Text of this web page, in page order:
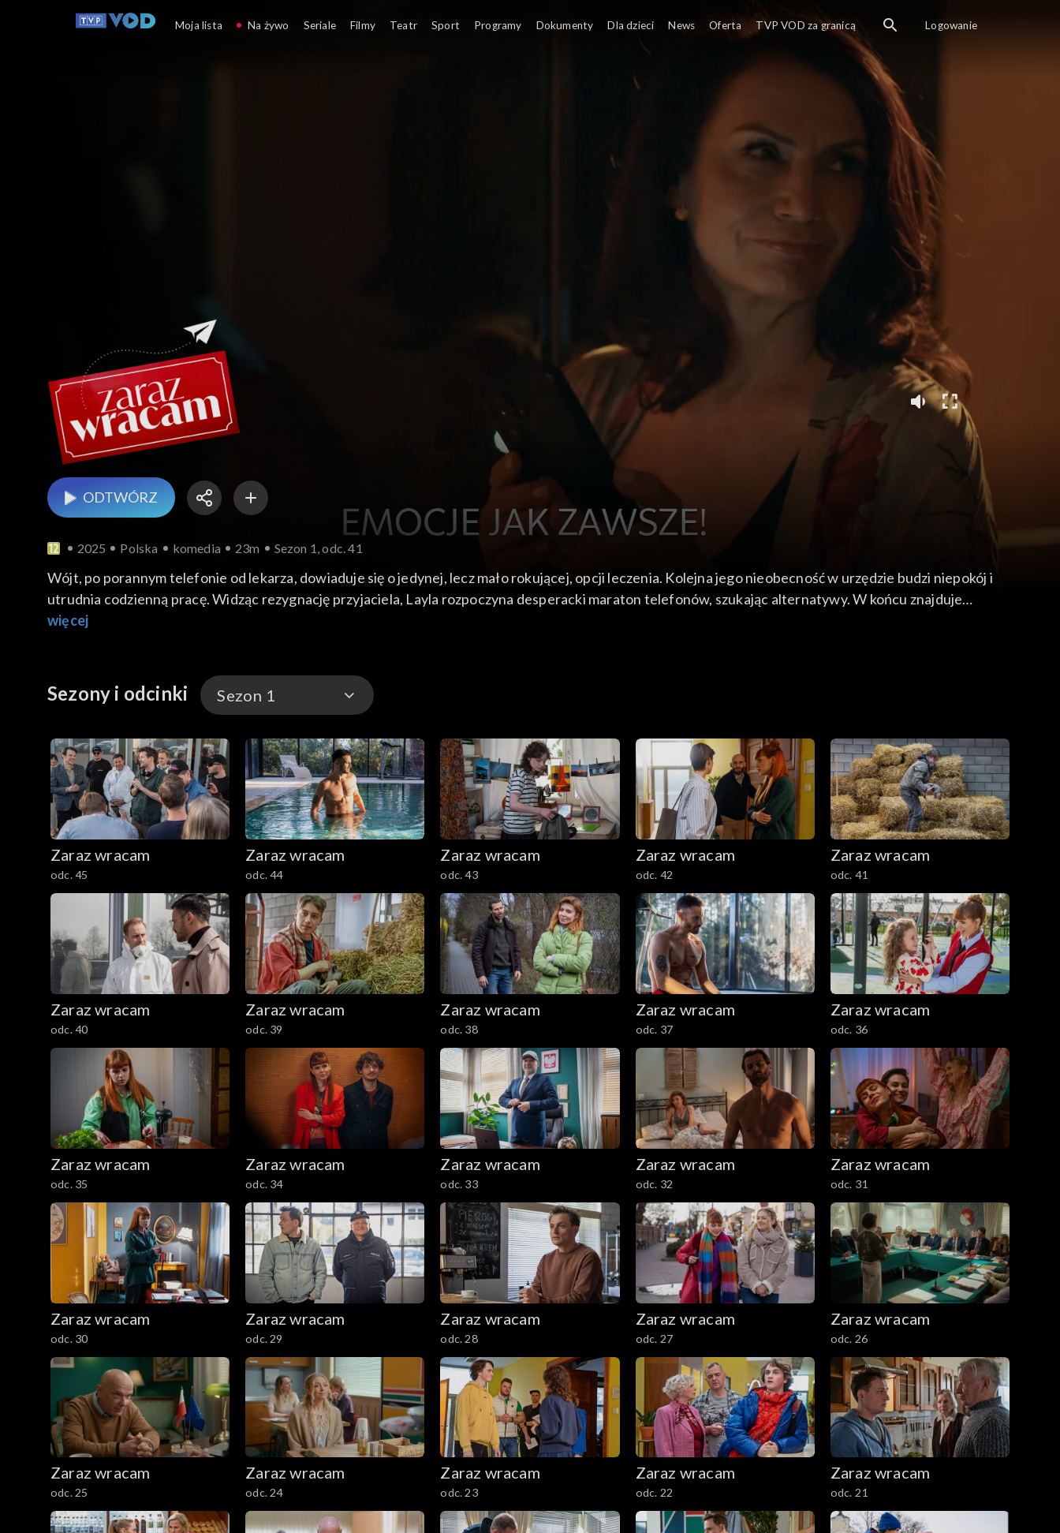
ODTWÓRZ
2025 Polska komedia 23m Sezon 1, odc. 41
Wójt, po porannym telefonie od lekarza, dowiaduje się o jedynej, lecz mało rokującej, opcji leczenia. Kolejna jego nieobecność w urzędzie budzi niepokój i
utrudnia codzienną pracę. Widząc rezygnację przyjaciela, Layla rozpoczyna desperacki maraton telefonów, szukając alternatywy. W końcu znajduje
rozwiązanie, które daje promyk nadziei. Tymczasem w urzędzie zjawia się Arczi, który wszczyna awanturę i żąda spotkania z Renatą. Pracownicy urzędu i
więcej
Sezony i odcinki Sezon 1
Sezon 3
Sezon 2
Sezon 1
Zaraz wracam
odc. 45
Zaraz wracam
odc. 44
Zaraz wracam
odc. 43
Zaraz wracam
odc. 42
Zaraz wracam
odc. 41
Zaraz wracam
odc. 40
Zaraz wracam
odc. 39
Zaraz wracam
odc. 38
Zaraz wracam
odc. 37
Zaraz wracam
odc. 36
Zaraz wracam
odc. 35
Zaraz wracam
odc. 34
Zaraz wracam
odc. 33
Zaraz wracam
odc. 32
Zaraz wracam
odc. 31
Zaraz wracam
odc. 30
Zaraz wracam
odc. 29
Zaraz wracam
odc. 28
Zaraz wracam
odc. 27
Zaraz wracam
odc. 26
Zaraz wracam
odc. 25
Zaraz wracam
odc. 24
Zaraz wracam
odc. 23
Zaraz wracam
odc. 22
Zaraz wracam
odc. 21
Moja lista Na żywo Seriale Filmy Teatr Sport Programy Dokumenty Dla dzieci News Oferta TVP VOD za granicą Logowanie